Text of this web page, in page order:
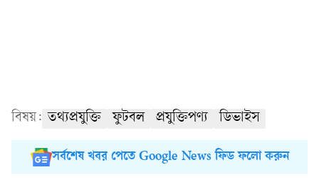
বিষয়: তথ্যপ্রযুক্তি ফুটবল প্রযুক্তিপণ্য ডিভাইস
সর্বশেষ খবর পেতে Google News ফিড ফলো করুন